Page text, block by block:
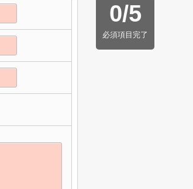
0/5
必須項目完了